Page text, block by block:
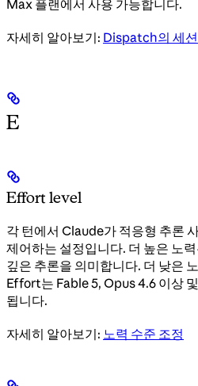
Max 플랜에서 사용 가능합니다.
자세히 알아보기: Dispatch의 세션
E
Effort level
각 턴에서 Claude가 적응형 추론
제어하는 설정입니다. 더 높은 노
깊은 추론을 의미합니다. 더 낮은
Effort는 Fable 5, Opus 4.6 이상
됩니다.
자세히 알아보기: 노력 수준 조정